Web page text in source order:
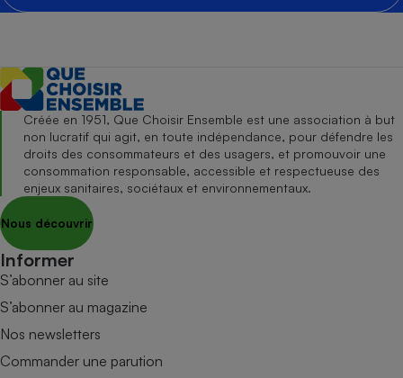
Créée en 1951, Que Choisir Ensemble est une association à but
non lucratif qui agit, en toute indépendance, pour défendre les
droits des consommateurs et des usagers, et promouvoir une
consommation responsable, accessible et respectueuse des
enjeux sanitaires, sociétaux et environnementaux.
Nous découvrir
Informer
S’abonner au site
S’abonner au magazine
Nos newsletters
Commander une parution